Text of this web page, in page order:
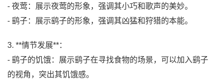
- 夜莺：展示夜莺的形象，强调其小巧和歌声的美妙。
- 鹞子：展示鹞子的形象，强调其凶猛和狩猎的本能。
3. **情节发展**：
- 鹞子的饥饿：展示鹞子在寻找食物的场景，可以加入鹞子
的视角，突出其饥饿感。